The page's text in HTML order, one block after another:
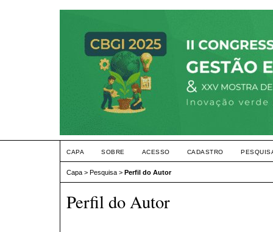
CAPA SOBRE ACESSO CADASTRO
Capa > Pesquisa > Perfil do Autor
Perfil do Autor